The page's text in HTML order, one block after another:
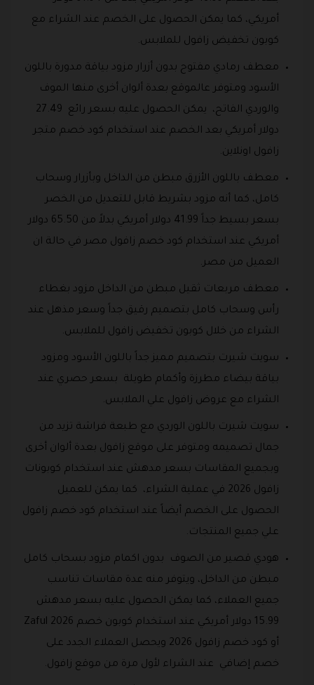
أمريكي، كما يمكن الحصول على الخصم عند الشراء مع
كوبون تخفيض زافول للملابس.
معطف رمادي مفتوح بدون أزرار مزود بياقة مدورة باللون
الأسود ومتوفر عالموقع بعدة ألوان أخرى منها الموف
والوردي الفاتح، يمكن الحصول عليه بسعر رائع 27.49
دولار أمريكي بعد الخصم عند استخدام كود خصم متجر
زافول اونلاين.
معطف باللون الأزرق مبطن من الداخل وبأزرار وسحاب
كامل، كما أنه مزود بشريط قابل للتعديل من الخصر
بسعر بسيط جداً 41.99 دولار أمريكي بدلاً من 65.50 دولار
أمريكي عند استخدام كود خصم زافول مصر في حالة ان
العميل من مصر.
معطف مربعات ثقيل مبطن من الداخل مزود بغطاء
رأس وسحاب كامل بتصميم رقيق جداً وسعر مذهل عند
الشراء من خلال كوبون تخفيض زافول للملابس.
سويت شيرت بتصميم مميز جداً باللون الأسود ومزود
بياقة بيضاء مطرزة وأكمام طويلة بسعر حصري عند
الشراء مع عروض زافول علي الملابس.
سويت شيرت باللون الوردي مع طبعة فراشة تزيد من
جمال تصميمه ومتوفر على موقع زافول بعدة ألوان أخرى
وبجميع المقاسات بسعر مدهش عند استخدام كوبونات
زافول 2026 في عملية الشراء، كما يمكن للعميل
الحصول على الخصم أيضاً عند استخدام كود خصم زافول
علي جميع المنتجات.
هودي قصير من الصوف بدون اكمام مزود بسحاب كامل
مبطن من الداخل، ويتوفر منه عدة مقاسات تناسب
جميع العملاء، كما يمكن الحصول عليه بسعر مدهش
15.99 دولار أمريكي عند استخدام كوبون خصم Zaful 2026
أو كود خصم زافول 2026 ويحصل العملاء الجدد على
خصم إضافي عند الشراء لأول مرة من موقع زافول.